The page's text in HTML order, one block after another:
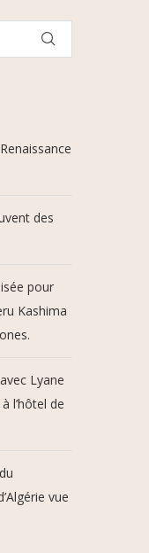
des
pour
Kashima
Lyane
l’hôtel de
vue